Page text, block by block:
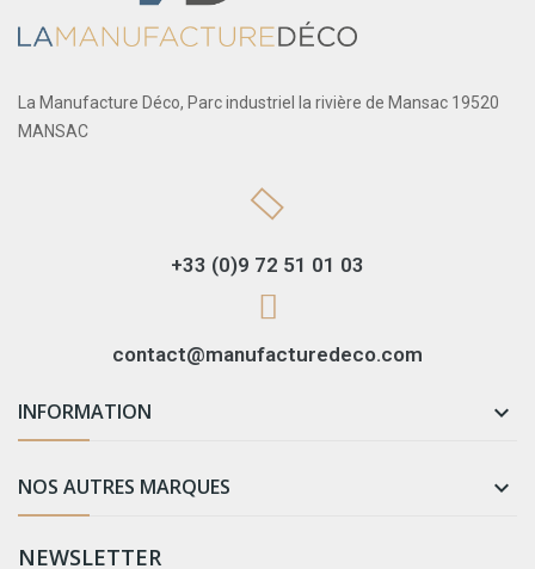
La Manufacture Déco, Parc industriel la rivière de Mansac 19520
MANSAC
+33 (0)9 72 51 01 03
contact@manufacturedeco.com
INFORMATION 
NOS AUTRES MARQUES 
NEWSLETTER